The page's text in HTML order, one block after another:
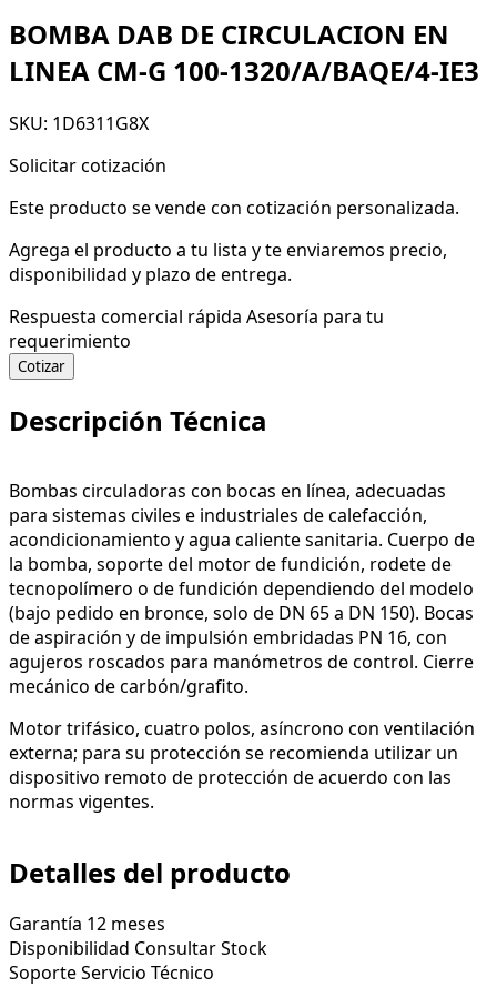
BOMBA DAB DE CIRCULACION EN
LINEA CM-G 100-1320/A/BAQE/4-IE3
SKU: 1D6311G8X
Solicitar cotización
Este producto se vende con cotización personalizada.
Agrega el producto a tu lista y te enviaremos precio,
disponibilidad y plazo de entrega.
Respuesta comercial rápida Asesoría para tu
requerimiento
Cotizar
Descripción Técnica
Bombas circuladoras con bocas en línea, adecuadas
para sistemas civiles e industriales de calefacción,
acondicionamiento y agua caliente sanitaria. Cuerpo de
la bomba, soporte del motor de fundición, rodete de
tecnopolímero o de fundición dependiendo del modelo
(bajo pedido en bronce, solo de DN 65 a DN 150). Bocas
de aspiración y de impulsión embridadas PN 16, con
agujeros roscados para manómetros de control. Cierre
mecánico de carbón/grafito.
Motor trifásico, cuatro polos, asíncrono con ventilación
externa; para su protección se recomienda utilizar un
dispositivo remoto de protección de acuerdo con las
normas vigentes.
Detalles del producto
Garantía 12 meses
Disponibilidad Consultar Stock
SoporteServicio Técnico